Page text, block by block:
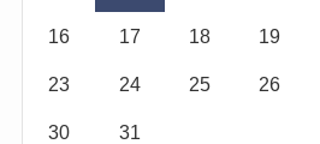
16 17 18 19
23 24 25 26
30 31